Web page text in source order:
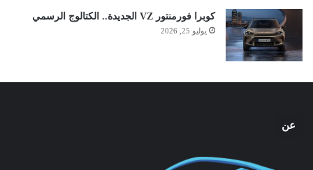
كوبرا فورمنتور VZ الجديدة.. الكتالوج الرسمي
يوليو 25, 2026
عن